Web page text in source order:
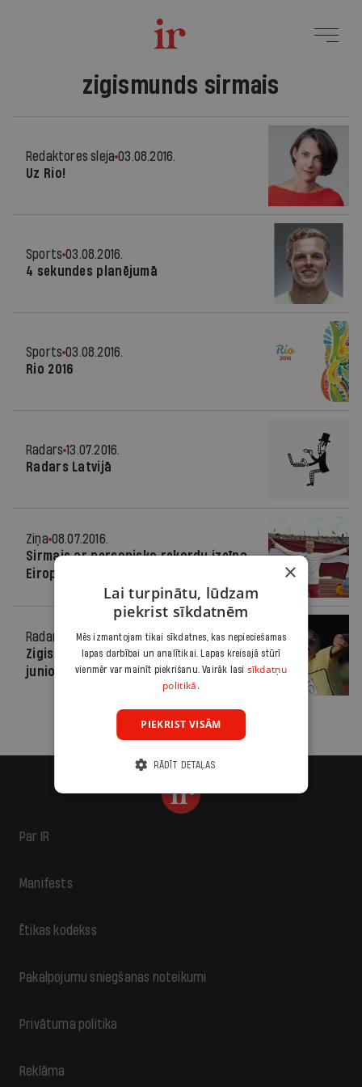
zigismunds sirmais
Redaktores sleja 03.08.2016.
Uz Rio!
Sports 03.08.2016.
4 sekundes planējumā
Sports 03.08.2016.
Rio 2016
Radars 13.07.2016.
Radars Latvijā
Ziņa 08.07.2016.
Sirmais ar personisko rekordu izcīna
Eiropas čempiona titulu šķēpmešanā
Radars
20.03.2011.
Zigismunds Sirmais labojis pasaules
junioru rekordu šķēpa mešanā
Par IR
Manifests
Ētikas kodekss
Pakalpojumu sniegšanas noteikumi
Privātuma politika
Reklāma
×
Lai turpinātu, lūdzam
piekrist sīkdatnēm
Mēs izmantojam tikai sīkdatnes, kas nepieciešamas
lapas darbībai un analītikai. Lapas kreisajā stūrī
vienmēr var mainīt piekrišanu. Vairāk lasi sīkdatņu
politikā.
PIEKRIST VISĀM
RĀDĪT DETAĻAS